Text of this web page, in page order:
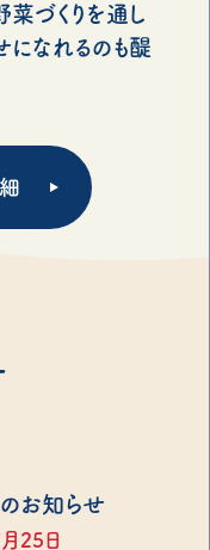
菜づくりを通し
になれるのも醍
お知らせ
25日